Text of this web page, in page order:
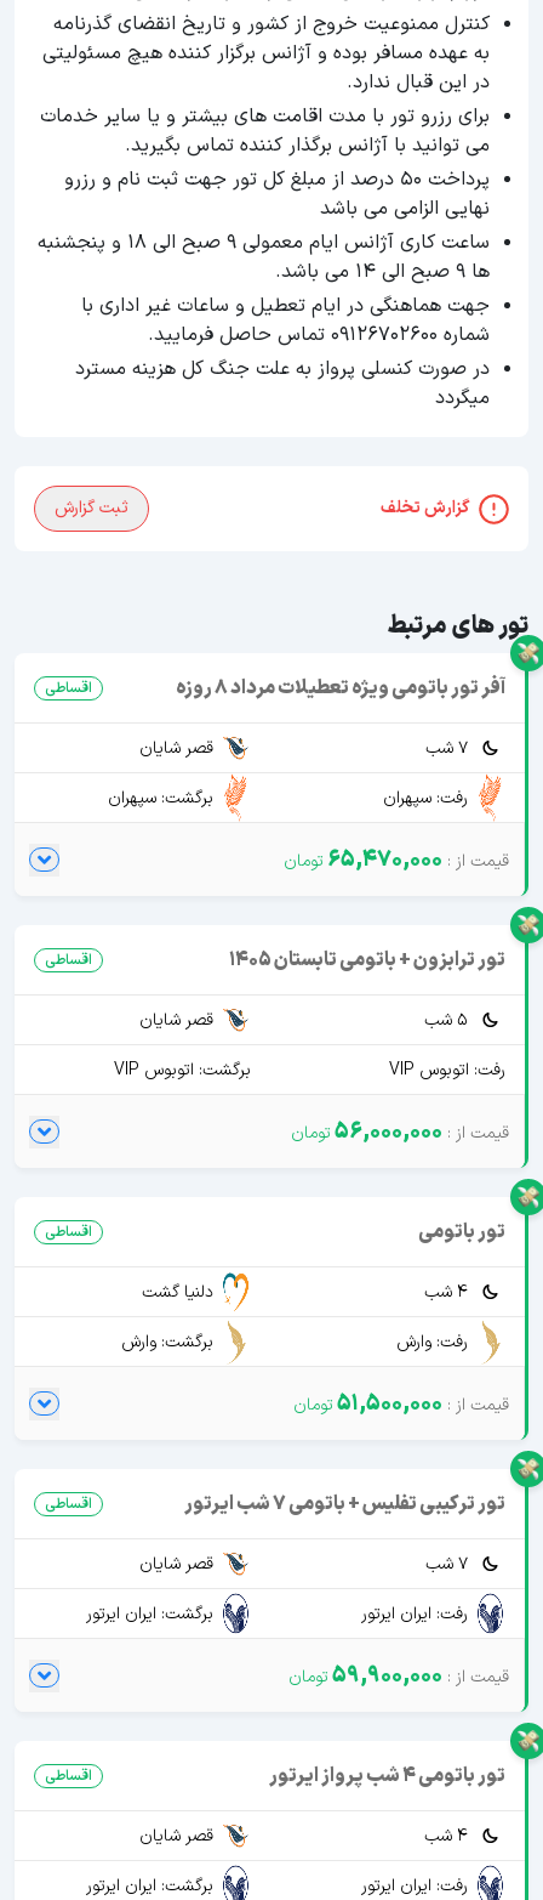
کنترل ممنوعیت خروج از کشور و تاریخ انقضای گذرنامه
به عهده مسافر بوده و آژانس برگزار کننده هیچ مسئولیتی
در این قبال ندارد.
برای رزرو تور با مدت اقامت های بیشتر و یا سایر خدمات
می توانید با آژانس برگذار کننده تماس بگیرید.
پرداخت ۵۰ درصد از مبلغ کل تور جهت ثبت نام و رزرو
نهایی الزامی می باشد
ساعت کاری آژانس ایام معمولی 9 صبح الی 18 و پنجشنبه
ها 9 صبح الی 14 می باشد.
جهت هماهنگی در ایام تعطیل و ساعات غیر اداری با
شماره 09126702600 تماس حاصل فرمایید.
در صورت کنسلی پرواز به علت جنگ کل هزینه مسترد
میگردد
گزارش تخلف ثبت گزارش
تور های مرتبط
آفر تور باتومی ویژه تعطیلات مرداد 8 روزه اقساطی
7 شب
قصر شایان
رفت: سپهران
برگشت: سپهران
65,470,000
تور ترابزون + باتومی تابستان 1405 اقساطی
5 شب
قصر شایان
رفت: اتوبوس VIP
برگشت: اتوبوس VIP
56,000,000
تور باتومی اقساطی
4 شب
دلنیا گشت
رفت: وارش
برگشت: وارش
51,500,000
تور ترکیبی تفلیس + باتومی 7 شب ایرتور اقساطی
7 شب
قصر شایان
رفت: ایران ایرتور
برگشت: ایران ایرتور
59,900,000
تور باتومی 4 شب پرواز ایرتور اقساطی
4 شب
قصر شایان
رفت: ایران ایرتور
برگشت: ایران ایرتور